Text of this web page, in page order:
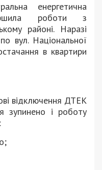
енергетична
роботи з
районі. Наразі
вул. Національної
в квартири
відключення ДТЕК
зупинено і роботу